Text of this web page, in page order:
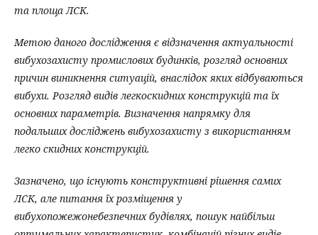
та площа ЛСК.
Метою даного дослідження є відзначення актуальності
вибухозахисту промислових будинків, розгляд основних
причин виникнення ситуацій, внаслідок яких відбуваються
вибухи. Розгляд видів легкоскидних конструкцій та їх
основних параметрів. Визначення напрямку для
подальших досліджень вибухозахисту з використанням
легко скидних конструкцій.
Зазначено, що існують конструктивні рішення самих
ЛСК, але питання їх розміщення у
вибухопожежонебезпечних будівлях, пошук найбільш